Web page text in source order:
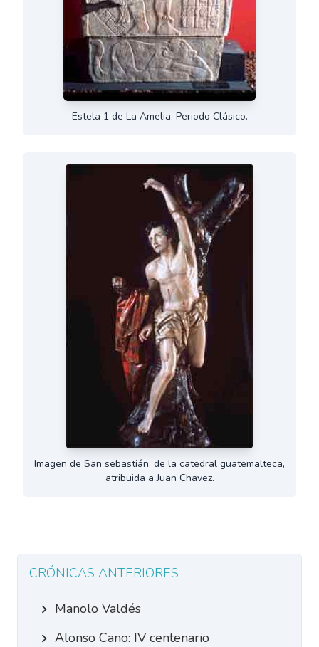
Estela 1 de La Amelia. Periodo Clásico.
Imagen de San sebastián, de la catedral guatemalteca,
atribuida a Juan Chavez.
CRÓNICAS ANTERIORES
Manolo Valdés
Alonso Cano: IV centenario